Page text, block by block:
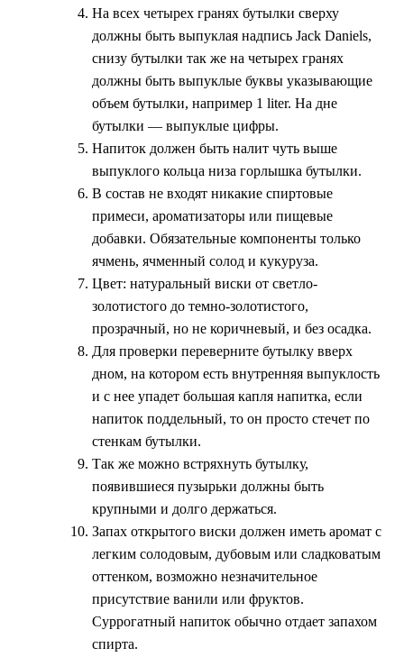
На всех четырех гранях бутылки сверху
должны быть выпуклая надпись Jack Daniels,
снизу бутылки так же на четырех гранях
должны быть выпуклые буквы указывающие
объем бутылки, например 1 liter. На дне
бутылки — выпуклые цифры.
Напиток должен быть налит чуть выше
выпуклого кольца низа горлышка бутылки.
В состав не входят никакие спиртовые
примеси, ароматизаторы или пищевые
добавки. Обязательные компоненты только
ячмень, ячменный солод и кукуруза.
Цвет: натуральный виски от светло-
золотистого до темно-золотистого,
прозрачный, но не коричневый, и без осадка.
Для проверки переверните бутылку вверх
дном, на котором есть внутренняя выпуклость
и с нее упадет большая капля напитка, если
напиток поддельный, то он просто стечет по
стенкам бутылки.
Так же можно встряхнуть бутылку,
появившиеся пузырьки должны быть
крупными и долго держаться.
Запах открытого виски должен иметь аромат с
легким солодовым, дубовым или сладковатым
оттенком, возможно незначительное
присутствие ванили или фруктов.
Суррогатный напиток обычно отдает запахом
спирта.